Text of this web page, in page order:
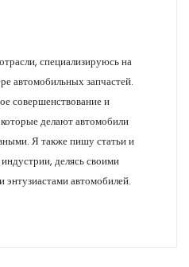
специализируюсь на
автомобильных запчастей.
совершенствование и
делают автомобили
Я также пишу статьи и
делясь своими
автомобилей.